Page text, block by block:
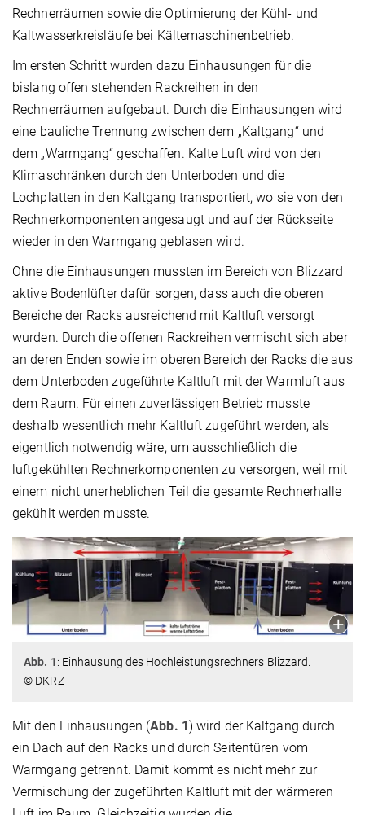
Rechnerräumen sowie die Optimierung der Kühl- und
Kaltwasserkreisläufe bei Kältemaschinenbetrieb.
Im ersten Schritt wurden dazu Einhausungen für die
bislang offen stehenden Rackreihen in den
Rechnerräumen aufgebaut. Durch die Einhausungen wird
eine bauliche Trennung zwischen dem „Kaltgang“ und
dem „Warmgang“ geschaffen. Kalte Luft wird von den
Klimaschränken durch den Unterboden und die
Lochplatten in den Kaltgang transportiert, wo sie von den
Rechnerkomponenten angesaugt und auf der Rückseite
wieder in den Warmgang geblasen wird.
Ohne die Einhausungen mussten im Bereich von Blizzard
aktive Bodenlüfter dafür sorgen, dass auch die oberen
Bereiche der Racks ausreichend mit Kaltluft versorgt
wurden. Durch die offenen Rackreihen vermischt sich aber
an deren Enden sowie im oberen Bereich der Racks die aus
dem Unterboden zugeführte Kaltluft mit der Warmluft aus
dem Raum. Für einen zuverlässigen Betrieb musste
deshalb wesentlich mehr Kaltluft zugeführt werden, als
eigentlich notwendig wäre, um ausschließlich die
luftgekühlten Rechnerkomponenten zu versorgen, weil mit
einem nicht unerheblichen Teil die gesamte Rechnerhalle
gekühlt werden musste.
Abb. 1: Einhausung des Hochleistungsrechners Blizzard.
© DKRZ
Mit den Einhausungen (Abb. 1) wird der Kaltgang durch
ein Dach auf den Racks und durch Seitentüren vom
Warmgang getrennt. Damit kommt es nicht mehr zur
Vermischung der zugeführten Kaltluft mit der wärmeren